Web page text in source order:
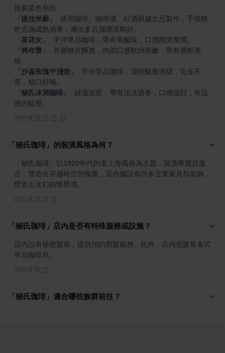
提拉米蘇
: 使用咖啡、咖啡酒、紅酒與威士忌製作，手指餅
茶花女
烤布蕾
: 外層糖片酥脆，內部口感軟綿滑嫩，帶有濃郁酒
沙崙玫瑰中淺焙
: 手沖單品咖啡，滋味酸香清甜，完全不
秘氏冰滴咖啡
: 經過深焙，帶有淡淡酒香，口感強烈，有品
酒的錯覺。
「秘氏珈琲」的裝潢風格為何？
「秘氏珈琲」以1920年代的老上海風格為主題，裝潢華麗且復
古，營造出穿越時空的氛圍，店內擺設有許多古董家具和裝飾，
營造出迷幻的懷舊感。
「秘氏珈琲」店內是否有特殊服務或設施？
店內設有秘密髮廊，提供預約剪髮服務。此外，店內也販售各式
單品咖啡豆。
「秘氏珈琲」適合哪些族群前往？